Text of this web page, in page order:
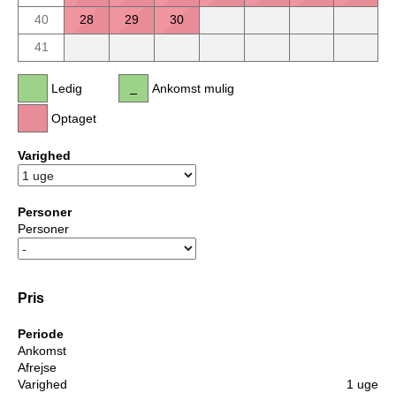
40
28 29
30
41
Ledig
Optaget
Ankomst mulig
Varighed
Personer
Personer
Pris
Periode
Ankomst
Afrejse
Varighed
1 uge